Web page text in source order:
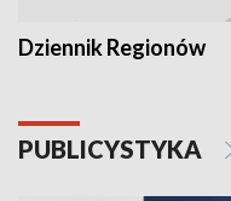
Dziennik Regionów
PUBLICYSTYKA